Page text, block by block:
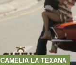
CAMELIA LA TEXANA